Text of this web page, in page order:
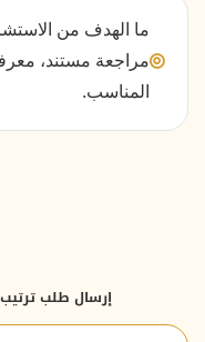
ما الهدف من
مراجعة مستند،
المناسب.
إرسال طلب